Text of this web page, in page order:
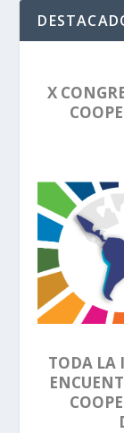
X
TODA LA